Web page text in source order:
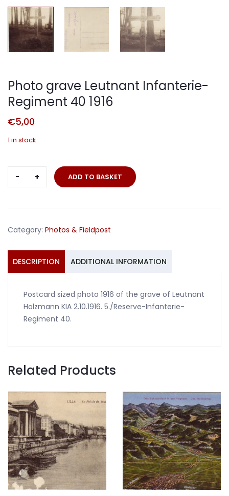
Photo grave Leutnant Infanterie-
Regiment 40 1916
€5,00
1 in stock
Photo
40
quantity
ADD TO BASKET
Category: Photos & Fieldpost
DESCRIPTION ADDITIONAL INFORMATION
Postcard sized photo 1916 of the grave of Leutnant
Holzmann KIA 2.10.1916. 5./Reserve-Infanterie-
Regiment 40.
Related Products